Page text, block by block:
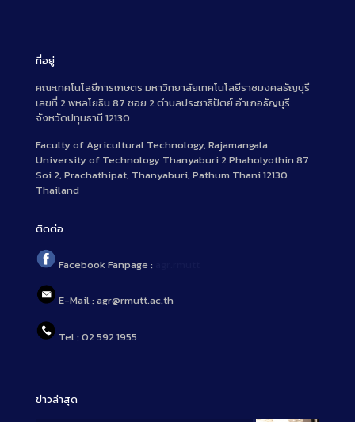
ที่อยู่
คณะเทคโนโลยีการเกษตร มหาวิทยาลัยเทคโนโลยีราชมงคลธัญบุรี
เลขที่ 2 พหลโยธิน 87 ซอย 2 ตำบลประชาธิปัตย์ อำเภอธัญบุรี
จังหวัดปทุมธานี 12130
Faculty of Agricultural Technology, Rajamangala
University of Technology Thanyaburi 2 Phaholyothin 87
Soi 2, Prachathipat, Thanyaburi, Pathum Thani 12130
Thailand
ติดต่อ
Facebook Fanpage :
E-Mail : agr@rmutt.ac.th
Tel : 02 592 1955
ข่าวล่าสุด